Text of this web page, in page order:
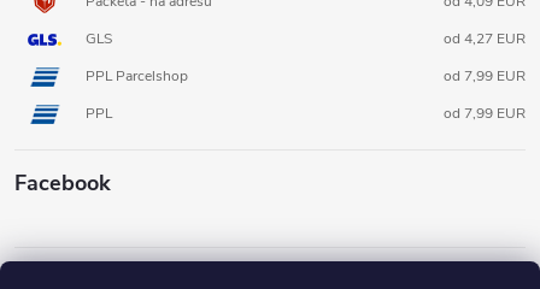
GLS
od 4,27 EUR
PPL Parcelshop
od 7,99 EUR
PPL
od 7,99 EUR
Facebook